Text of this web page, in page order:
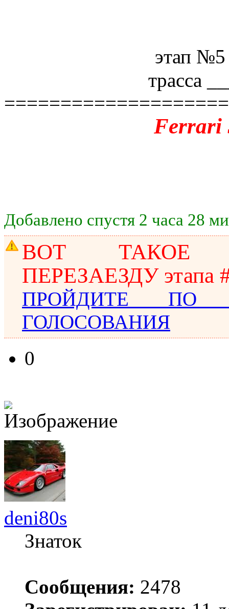
этап
трасса
Ferrari
Добавлено спустя 2 часа 28
ВОТ ТАКОЕ
ПЕРЕЗАЕЗДУ этапа
ПРОЙДИТЕ ПО
ГОЛОСОВАНИЯ
0
deni80s
Знаток
Сообщения: 2478